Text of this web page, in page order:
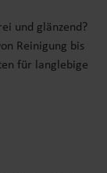
und glänzend?
Reinigung bis
für langlebige